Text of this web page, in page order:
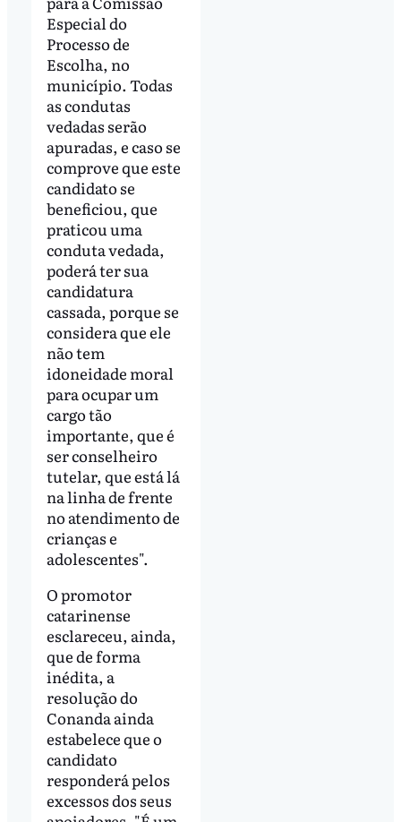
Especial do
Processo de
Escolha, no
município. Todas
as condutas
vedadas serão
apuradas, e caso se
comprove que este
candidato se
beneficiou, que
praticou uma
conduta vedada,
poderá ter sua
candidatura
cassada, porque se
considera que ele
não tem
idoneidade moral
para ocupar um
cargo tão
importante, que é
ser conselheiro
tutelar, que está lá
na linha de frente
no atendimento de
crianças e
adolescentes".
O promotor
catarinense
esclareceu, ainda,
que de forma
inédita, a
resolução do
Conanda ainda
estabelece que o
candidato
responderá pelos
excessos dos seus